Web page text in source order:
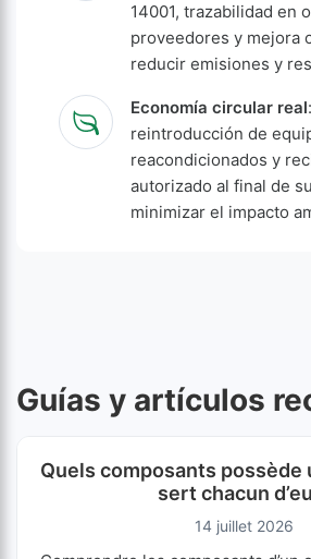
14001, trazabilidad en
proveedores y mejora
reducir emisiones y
Economía circular real:
reintroducción de
reacondicionados y
autorizado al final de
minimizar el impacto
Guías y artículos
Quels composants possède
sert chacun
14 juillet 2026